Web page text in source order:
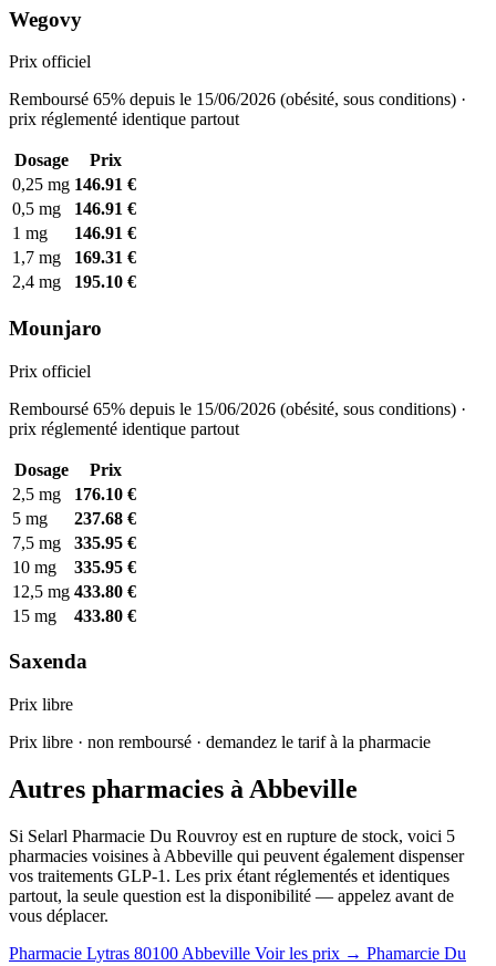
Wegovy
Prix officiel
Remboursé 65% depuis le 15/06/2026 (obésité, sous conditions) ·
prix réglementé identique partout
Dosage
Prix
0,25 mg 146.91 €
0,5 mg
146.91 €
1 mg
146.91 €
1,7 mg
169.31 €
2,4 mg
195.10 €
Mounjaro
Prix officiel
Remboursé 65% depuis le 15/06/2026 (obésité, sous conditions) ·
prix réglementé identique partout
Dosage
Prix
2,5 mg
176.10 €
5 mg
237.68 €
7,5 mg
335.95 €
10 mg
335.95 €
12,5 mg 433.80 €
15 mg
433.80 €
Saxenda
Prix libre
Prix libre · non remboursé · demandez le tarif à la pharmacie
Autres pharmacies à Abbeville
Si Selarl Pharmacie Du Rouvroy est en rupture de stock, voici 5
pharmacies voisines à Abbeville qui peuvent également dispenser
vos traitements GLP-1. Les prix étant réglementés et identiques
partout, la seule question est la disponibilité — appelez avant de
vous déplacer.
Pharmacie Lytras 80100 Abbeville Voir les prix → Phamarcie Du